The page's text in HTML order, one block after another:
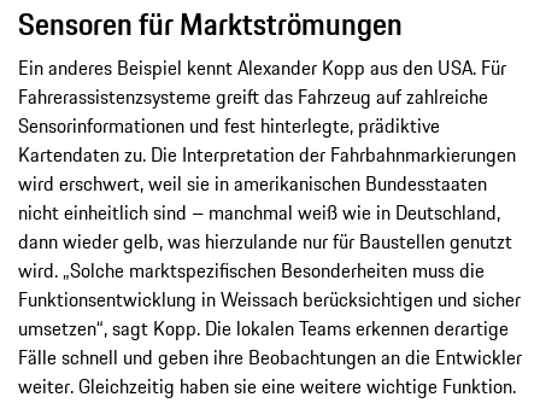
Sensoren für Marktströmungen
Ein anderes Beispiel kennt Alexander Kopp aus den USA. Für
Fahrerassistenzsysteme greift das Fahrzeug auf zahlreiche
Sensorinformationen und fest hinterlegte, prädiktive
Kartendaten zu. Die Interpretation der Fahrbahnmarkierungen
wird erschwert, weil sie in amerikanischen Bundesstaaten
nicht einheitlich sind – manchmal weiß wie in Deutschland,
dann wieder gelb, was hierzulande nur für Baustellen genutzt
wird. „Solche marktspezifischen Besonderheiten muss die
Funktionsentwicklung in Weissach berücksichtigen und sicher
umsetzen“, sagt Kopp. Die lokalen Teams erkennen derartige
Fälle schnell und geben ihre Beobachtungen an die Entwickler
weiter. Gleichzeitig haben sie eine weitere wichtige Funktion.